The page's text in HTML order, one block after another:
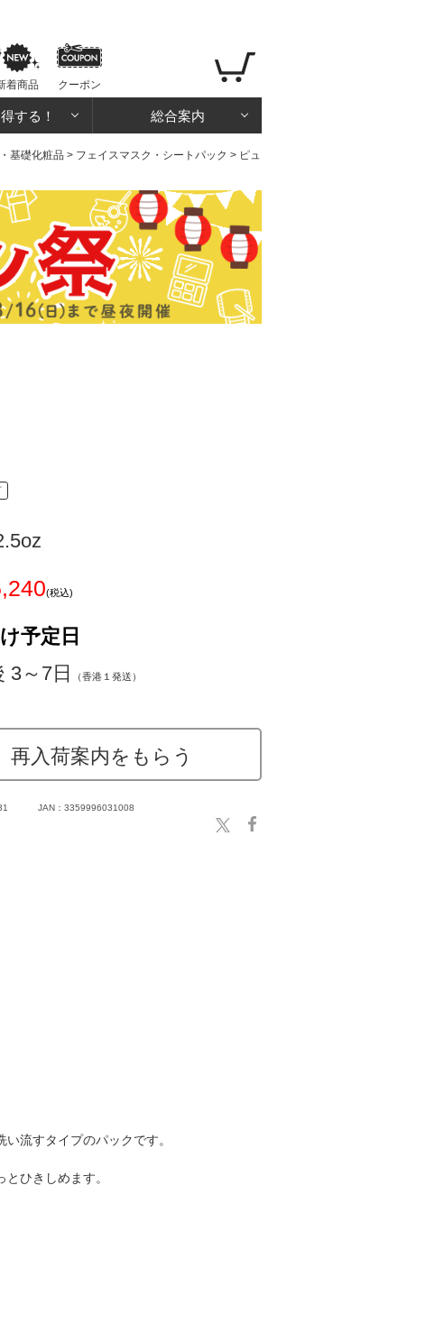
着商品 クーポン
する！ 総合案内
基礎化粧品 > フェイスマスク・シートパック > ピュ
(税込)
予定日
3～7日
（香港１発送）
再入荷案内をもらう
JAN：3359996031008
流すタイプのパックです。
ひきしめます。